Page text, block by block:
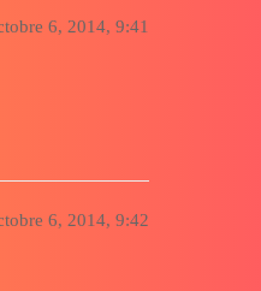
6, 2014, 9:41
6, 2014, 9:42